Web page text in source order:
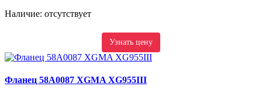
Наличие: отсутствует
Узнать цену
Фланец 58A0087 XGMA XG955III